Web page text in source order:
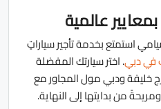
عالمية
استمتع بخدمة تأجير سياراتٍ
في دبي. اختر سيارتك المفضلة
خليفة ودبي مول المجاور مع
من بدايتها إلى النهاية.